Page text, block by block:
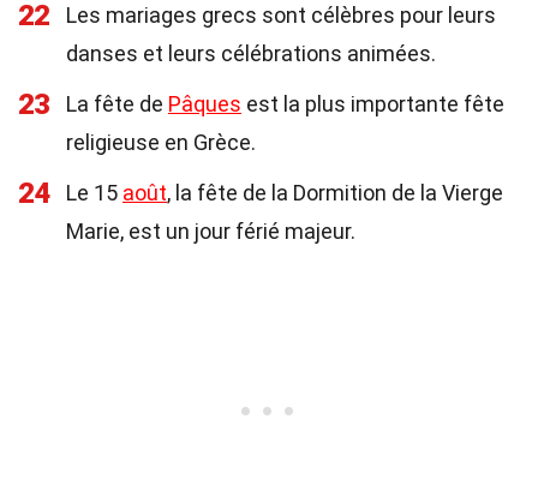
22
Les mariages grecs sont célèbres pour leurs
danses et leurs célébrations animées.
23 La fête de Pâques est la plus importante fête
religieuse en Grèce.
24 Le 15 août, la fête de la Dormition de la Vierge
Marie, est un jour férié majeur.